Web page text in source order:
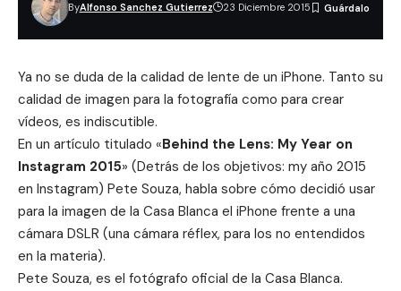
ByAlfonso Sanchez Gutierrez 23 Diciembre 2015
Ya no se duda de la calidad de lente de un iPhone. Tanto su
calidad de imagen para la fotografía como para crear
vídeos, es indiscutible.
En un artículo titulado «Behind the Lens: My Year on
Instagram 2015» (Detrás de los objetivos: my año 2015
en Instagram) Pete Souza, habla sobre cómo decidió usar
para la imagen de la Casa Blanca el iPhone frente a una
cámara DSLR (una cámara réflex, para los no entendidos
en la materia).
Pete Souza, es el fotógrafo oficial de la Casa Blanca.